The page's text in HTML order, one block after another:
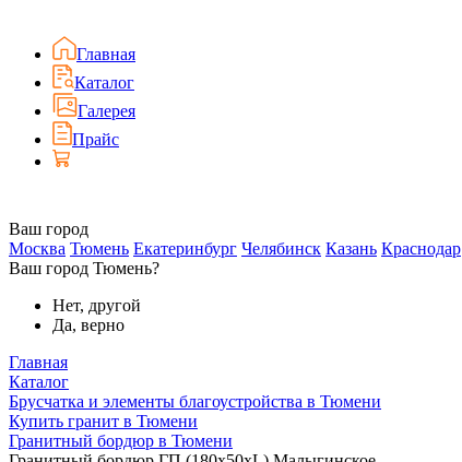
Главная
Каталог
Галерея
Прайс
Ваш город
Москва Тюмень Екатеринбург Челябинск Казань Краснодар
Ваш город Тюмень?
Нет, другой
Да, верно
Главная
Каталог
Брусчатка и элементы благоустройства в Тюмени
Купить гранит в Тюмени
Гранитный бордюр в Тюмени